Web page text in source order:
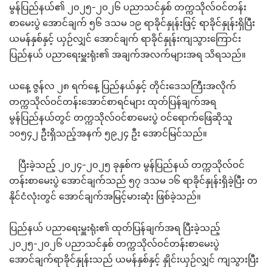
မွန်ပြည်နယ်၏ ၂၀၂၅-၂၀၂၆ ပညာသင်နှစ် တက္ကသိုလ်ဝင်တန်း
စာမေးပွဲ အောင်ချက် ၅၆ ဒသမ ၁၉ ရာခိုင်နှုန်းဖြင့် ရာခိုင်နှုန်းရှိပြီး
ယမန်နှစ်နှင့် ယှဉ်လျှင် အောင်ချက် ရာခိုင်နှုန်းကျသွားကြောင်း
ပြည်နယ် ပညာရေးမှူးရုံး၏ အချက်အလက်များအရ သိရသည်။
ယနေ့ ဇွန်လ ၂၈ ရက်နေ့ ပြည်နယ်နှင့် တိုင်းဒေသကြီးအလိုက်
တက္ကသိုလ်ဝင်တန်းအောင်စာရင်များ ထုတ်ပြန်ချက်အရ
မွန်ပြည်နယ်တွင် တက္ကသိုလ်ဝင်စာမေးပွဲ ဝင်ရောက်ဖြေဆိုသူ
၁၀၅၄၂ ဦးရှိသည့်အနက် ၅၉၂၄ ဦး အောင်မြင်သည်။
ပြီးခဲ့သည့် ၂၀၂၄-၂၀၂၅ ခုနှစ်က မွန်ပြည်နယ် တက္ကသိုလ်ဝင်
တန်းစာမေးပွဲ အောင်ချက်သည် ၅၇ ဒသမ ၁၆ ရာခိုင်နှုန်းရှိခဲ့ပြီး တ
နိုင်ငံလုံးတွင် အောင်ချက်အမြင့်မားဆုံး ဖြစ်ခဲ့သည်။
ပြည်နယ် ပညာရေးမှူးရုံး၏ ထုတ်ပြန်ချက်အရ ပြီးခဲ့သည့်
၂၀၂၅-၂၀၂၆ ပညာသင်နှစ် တက္ကသိုလ်ဝင်တန်းစာမေးပွဲ
အောင်ချက်ရာခိုင်နှုန်းသည် ယမန်နှစ်နှင့် နှိုင်းယှဉ်လျှင် ကျသွားပြီး